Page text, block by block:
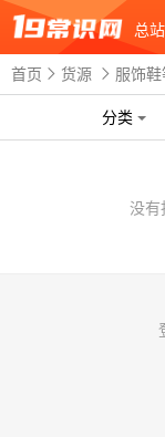
总站
首页 货源 服饰鞋
分类
没有